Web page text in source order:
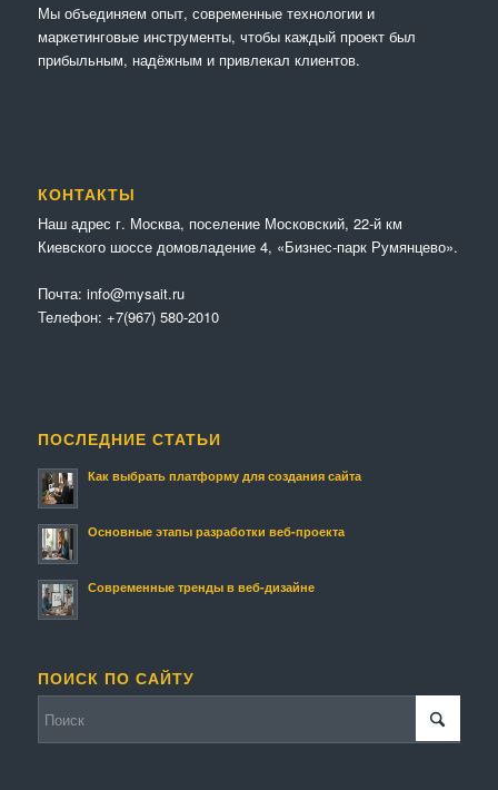
Мы объединяем опыт, современные технологии и
маркетинговые инструменты, чтобы каждый проект был
прибыльным, надёжным и привлекал клиентов.
КОНТАКТЫ
Наш адрес г. Москва, поселение Московский, 22-й км
Киевского шоссе домовладение 4, «Бизнес-парк Румянцево».
Почта: info@mysait.ru
Телефон: +7(967) 580-2010
ПОСЛЕДНИЕ СТАТЬИ
Как выбрать платформу для создания сайта
Основные этапы разработки веб-проекта
Современные тренды в веб-дизайне
ПОИСК ПО САЙТУ